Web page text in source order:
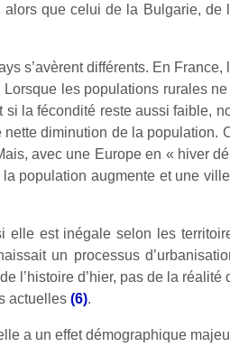
alors que celui de la Bulgarie,
s’avèrent différents. En
les populations rurales
la fécondité reste aussi faible,
diminution de la population.
avec une Europe en « hiver
population augmente et une
elle est inégale selon les
un processus
l’histoire d’hier, pas de la
actuelles (6).
a un effet démographique